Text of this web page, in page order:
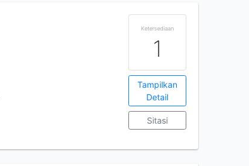
Ketersediaan
1
Tampilkan
Detail
Sitasi